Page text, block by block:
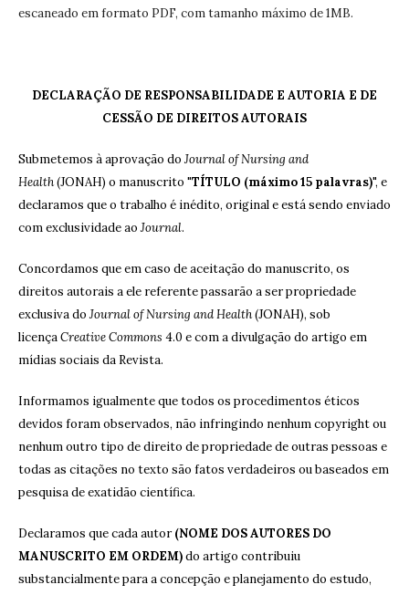
escaneado em formato PDF, com tamanho máximo de 1MB.
DECLARAÇÃO DE RESPONSABILIDADE E AUTORIA E DE
CESSÃO DE DIREITOS AUTORAIS
Submetemos à aprovação do Journal of Nursing and
Health(JONAH) o manuscrito "TÍTULO (máximo 15 palavras)", e
declaramos que o trabalho é inédito, original e está sendo enviado
com exclusividade ao Journal.
Concordamos que em caso de aceitação do manuscrito, os
direitos autorais a ele referente passarão a ser propriedade
exclusiva do Journal of Nursing and Health(JONAH), sob
licençaCreative Commons 4.0 e com a divulgação do artigo em
mídias sociais da Revista.
Informamos igualmente que todos os procedimentos éticos
devidos foram observados, não infringindo nenhum copyright ou
nenhum outro tipo de direito de propriedade de outras pessoas e
todas as citações no texto são fatos verdadeiros ou baseados em
pesquisa de exatidão científica.
Declaramos que cada autor(NOME DOS AUTORES DO
MANUSCRITO EM ORDEM)do artigo contribuiu
substancialmente para a concepção e planejamento do estudo,